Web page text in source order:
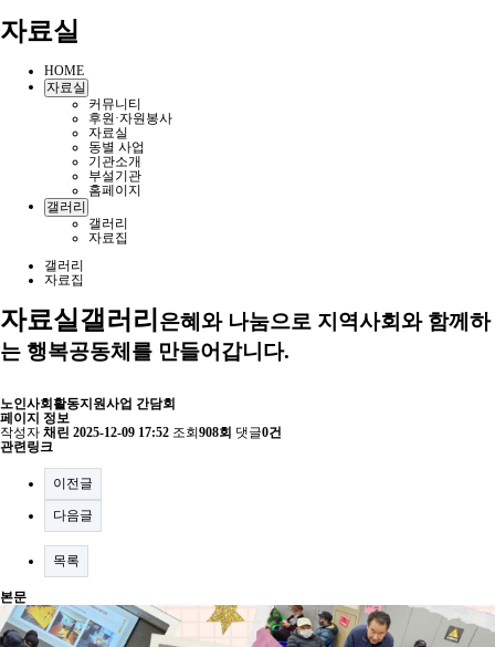
자료실
HOME
자료실
커뮤니티
후원·자원봉사
자료실
동별 사업
기관소개
부설기관
홈페이지
갤러리
갤러리
자료집
갤러리
자료집
자료실갤러리 은혜와 나눔으로 지역사회와 함께하
는 행복공동체를 만들어갑니다.
노인사회활동지원사업 간담회
페이지 정보
작성자 채린 2025-12-09 17:52 조회 908회 댓글0건
관련링크
이전글
다음글
목록
본문